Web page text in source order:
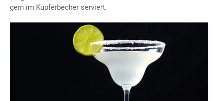
gern im Kupferbecher serviert.